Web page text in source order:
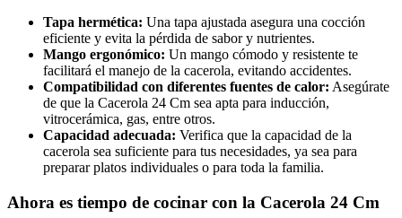
Tapa hermética: Una tapa ajustada asegura una cocción
eficiente y evita la pérdida de sabor y nutrientes.
Mango ergonómico: Un mango cómodo y resistente te
facilitará el manejo de la cacerola, evitando accidentes.
Compatibilidad con diferentes fuentes de calor: Asegúrate
de que la Cacerola 24 Cm sea apta para inducción,
vitrocerámica, gas, entre otros.
Capacidad adecuada: Verifica que la capacidad de la
cacerola sea suficiente para tus necesidades, ya sea para
preparar platos individuales o para toda la familia.
Ahora es tiempo de cocinar con la Cacerola 24 Cm